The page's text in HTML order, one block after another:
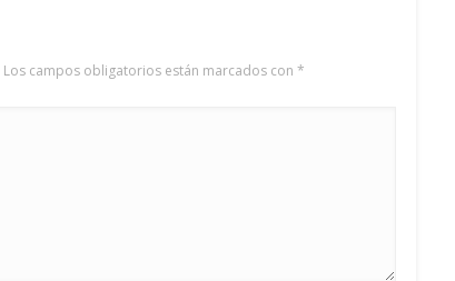
Los campos obligatorios están marcados con*